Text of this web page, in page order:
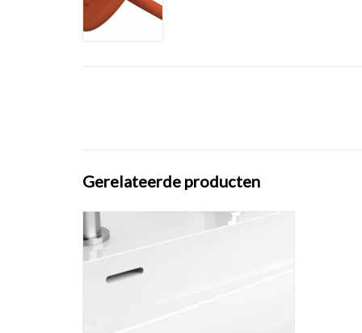
Gerelateerde producten
Wash Me afvoerplug voor wastafels, zonder
TOEVOEGEN AAN WINKELWAGEN